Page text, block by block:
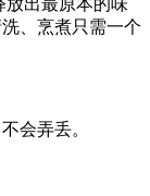
放出最原本的味
、烹煮只需一个
会弄丢。